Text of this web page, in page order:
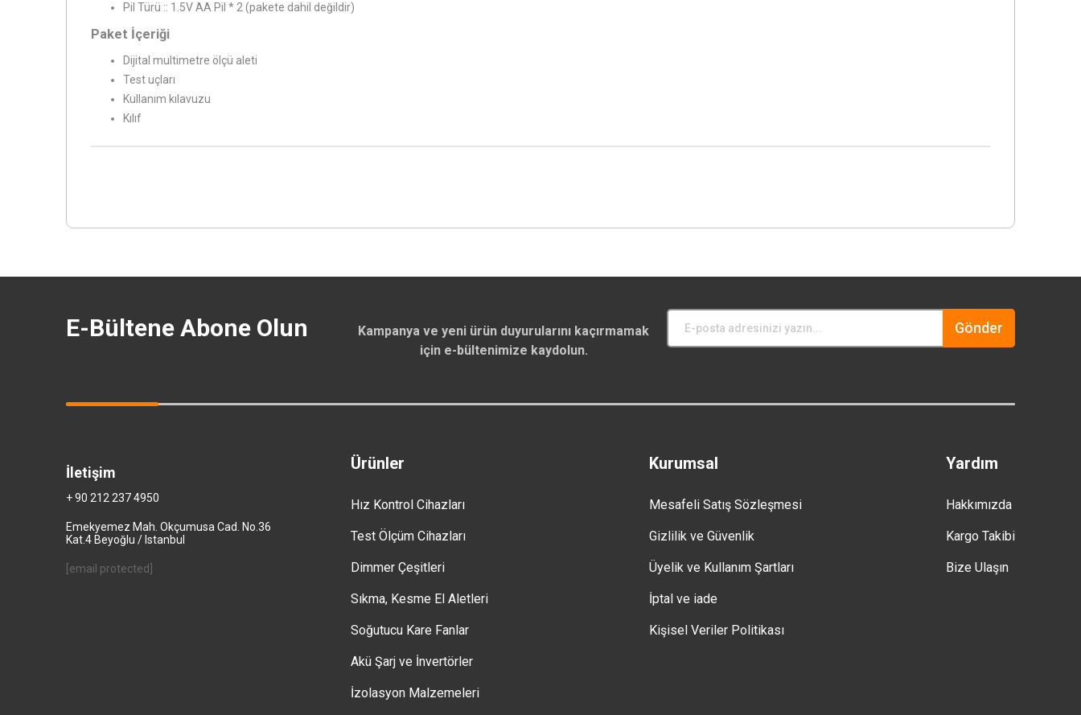
Pil Türü :: 1.5V AA Pil * 2 (pakete dahil değildir)
Paket İçeriği
Dijital multimetre ölçü aleti
Test uçları
Kullanım kılavuzu
Kılıf
E-Bültene Abone Olun
Kampanya ve yeni ürün duyurularını kaçırmamak
için e-bültenimize kaydolun.
Gönder
Ürünler
Hız Kontrol Cihazları
Test Ölçüm Cihazları
Dimmer Çeşitleri
Sıkma, Kesme El Aletleri
Soğutucu Kare Fanlar
Akü Şarj ve İnvertörler
İzolasyon Malzemeleri
Kurumsal
Mesafeli Satış Sözleşmesi
Gizlilik ve Güvenlik
Üyelik ve Kullanım Şartları
İptal ve iade
Kişisel Veriler Politikası
Yardım
Hakkımızda
Kargo Takibi
Bize Ulaşın
İletişim
+ 90 212 237 4950
Emekyemez Mah. Okçumusa Cad. No.36
Kat.4 Beyoğlu / Istanbul
[email protected]